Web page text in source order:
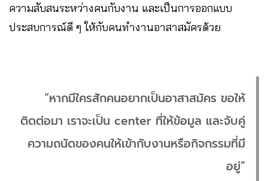
ความสับสนระหว่างคนกับงาน และเป็นการออกแบบ
ประสบการณ์ดี ๆ ให้กับคนทำงานอาสาสมัครด้วย
“หากมีใครสักคนอยากเป็นอาสาสมัคร ขอให้
ติดต่อมา เราจะเป็น center ที่ให้ข้อมูล และจับคู่
ความถนัดของคนให้เข้ากับงานหรือกิจกรรมที่มี
อยู่”